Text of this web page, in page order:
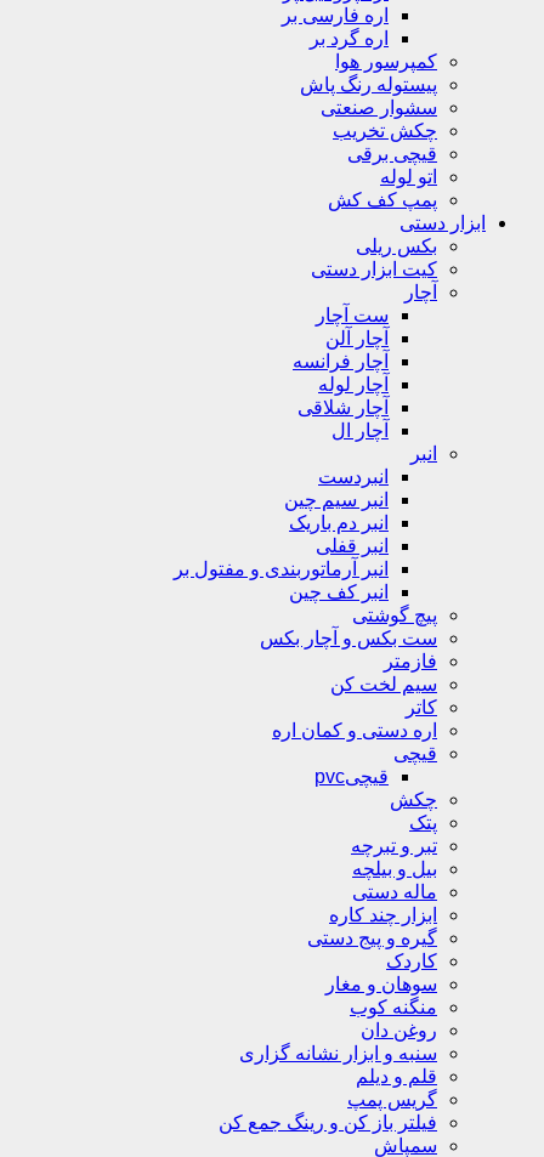
اره فارسی بر
اره گرد بر
کمپرسور هوا
پیستوله رنگ پاش
سشوار صنعتی
چکش تخریب
قیچی برقی
اتو لوله
پمپ کف کش
ابزار دستی
بکس ریلی
کیت ابزار دستی
آچار
ست آچار
آچار آلن
آچار فرانسه
آچار لوله
آچار شلاقی
آچار ال
انبر
انبردست
انبر سیم چین
انبر دم باریک
انبر قفلی
انبر آرماتوربندی و مفتول بر
انبر کف چین
پیچ گوشتی
ست بکس و آچار بکس
فازمتر
سیم لخت کن
کاتر
اره دستی و کمان اره
قیچی
قیچیpvc
چکش
پتک
تبر و تبرچه
بیل و بیلچه
ماله دستی
ابزار چند کاره
گیره و پیج دستی
کاردک
سوهان و مغار
منگنه کوب
روغن دان
سنبه و ابزار نشانه گزاری
قلم و دیلم
گریس پمپ
فیلتر باز کن و رینگ جمع کن
سمپاش